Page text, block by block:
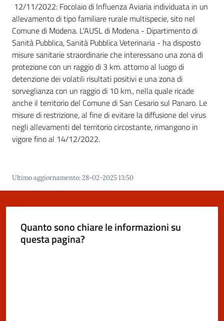
Tutti
gli
argomenti...
Menu selezionato
Seguici
su
12/11/2022: Focolaio di Influenza Aviaria individuata in un
allevamento di tipo familiare rurale multispecie, sito nel
Comune di Modena. L'AUSL di Modena - Dipartimento di
Sanità Pubblica, Sanità Pubblica Veterinaria - ha disposto
misure sanitarie straordinarie che interessano una zona di
protezione con un raggio di 3 km. attorno al luogo di
detenzione dei volatili risultati positivi e una zona di
sorveglianza con un raggio di 10 km., nella quale ricade
anche il territorio del Comune di San Cesario sul Panaro. Le
misure di restrizione, al fine di evitare la diffusione del virus
negli allevamenti del territorio circostante, rimangono in
vigore fino al 14/12/2022.
Ultimo aggiornamento:28-02-2025 13:50
Quanto sono chiare le informazioni su
questa pagina?